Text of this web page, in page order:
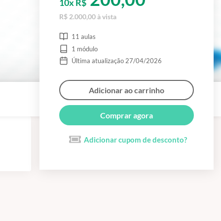
10x R$
R$ 2.000,00 à vista
11 aulas
1 módulo
Última atualização 27/04/2026
Adicionar ao carrinho
Comprar agora
Adicionar cupom de desconto?